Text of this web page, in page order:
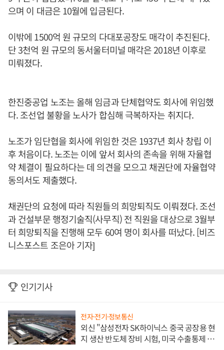
으며 이 대금은 10월에 입금된다.
이밖에 1500억 원 규모의 다대포공장도 매각이 추진된다.
단 3천억 원 규모의 동서울터미널 매각은 2018년 이후로
미뤄졌다.
한진중공업 노조는 올해 임금과 단체협약도 회사에 위임했
다. 조선업 불황을 노사가 합심해 극복하자는 취지다.
노조가 임단협을 회사에 위임한 것은 1937년 회사 창립 이
후 처음이다. 노조는 이에 앞서 회사의 존속을 위해 자율협
약 체결이 필요하다는 데 의견을 모으고 채권단에 자율협약
동의서도 제출했다.
채권단의 요청에 따라 직원들의 희망퇴직도 이뤄졌다. 조선
과 건설부문 행정기술직(사무직) 전 직원을 대상으로 3월부
터 희망퇴직을 진행해 모두 60여 명이 회사를 떠났다. [비즈
니스포스트 조은아 기자]
인기기사
전자·전기·정보통신
외신 "삼성전자 SK하이닉스 중국 공장용 현
지 생산 반도체 장비 시험, 미국 수출통제 대